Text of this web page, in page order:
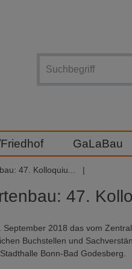
GaLaBau
47. Kolloquiu...
47.
2018 das vom
Buchstellen und
Bonn-Bad Godesberg.